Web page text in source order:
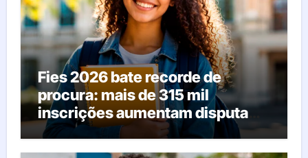
Fies 2026 bate recorde de
procura: mais de 315 mil
inscrições aumentam disputa
pelas vagas; veja o que acontece
agora